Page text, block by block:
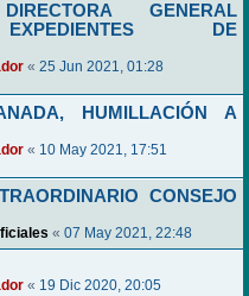
GENERAL
DE
« 25 Jun 2021, 01:28
HUMILLACIÓN A
« 10 May 2021, 17:51
CONSEJO
« 07 May 2021, 22:48
« 19 Dic 2020, 20:05